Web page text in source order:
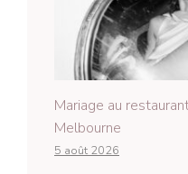
Mariage au
Melbourne
5 août 2026